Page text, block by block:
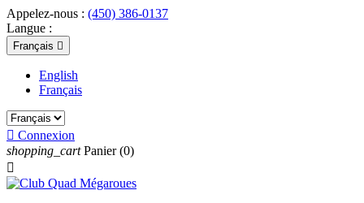
Appelez-nous : (450) 386-0137
Langue :
Français 
English
Français
 Connexion
shopping_cart Panier (0)
